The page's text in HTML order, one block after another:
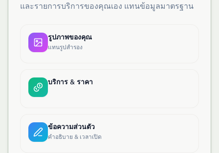
และรายการบริการของคุณเอง แทนข้อมูลมาตรฐาน
รูปภาพของคุณ
แทนรูปสำรอง
บริการ & ราคา
ข้อความส่วนตัว
คำอธิบาย & เวลาเปิด